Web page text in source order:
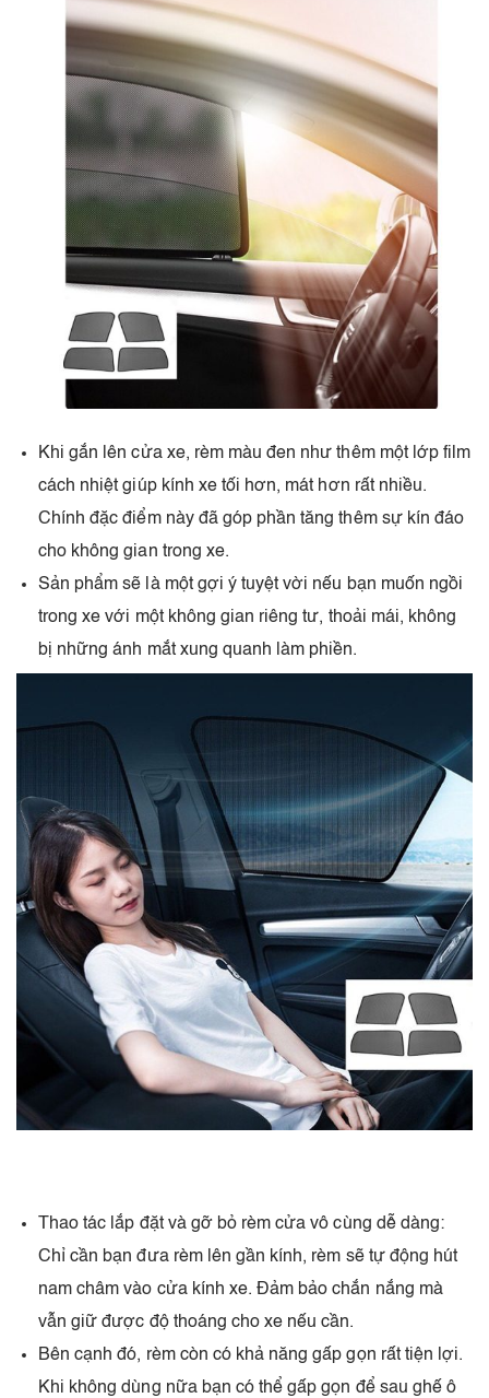
Khi gắn lên cửa xe, rèm màu đen như thêm một lớp film
cách nhiệt giúp kính xe tối hơn, mát hơn rất nhiều.
Chính đặc điểm này đã góp phần tăng thêm sự kín đáo
cho không gian trong xe.
Sản phẩm sẽ là một gợi ý tuyệt vời nếu bạn muốn ngồi
trong xe với một không gian riêng tư, thoải mái, không
bị những ánh mắt xung quanh làm phiền.
Thao tác lắp đặt và gỡ bỏ rèm cửa vô cùng dễ dàng:
Chỉ cần bạn đưa rèm lên gần kính, rèm sẽ tự động hút
nam châm vào cửa kính xe. Đảm bảo chắn nắng mà
vẫn giữ được độ thoáng cho xe nếu cần.
Bên cạnh đó, rèm còn có khả năng gấp gọn rất tiện lợi.
Khi không dùng nữa bạn có thể gấp gọn để sau ghế ô